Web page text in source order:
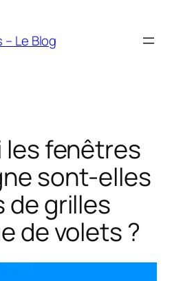
Le Blog
les fenêtres
sont-elles
de grilles
de volets ?